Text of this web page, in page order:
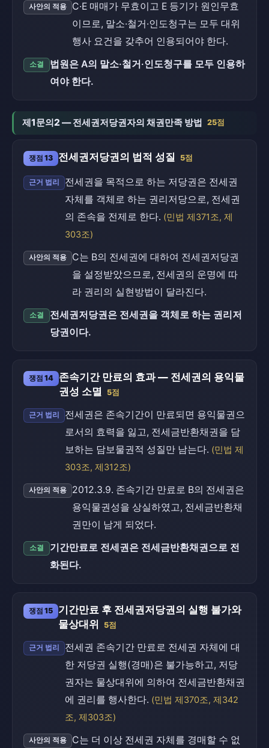
사안의 적용
C·E 매매가 무효이고 E 등기가 원인무효
이므로, 말소·철거·인도청구는 모두 대위
행사 요건을 갖추어 인용되어야 한다.
소결
법원은 A의 말소·철거·인도청구를 모두 인용하
여야 한다.
제1문의2 — 전세권저당권자의 채권만족 방법 25점
쟁점 13 전세권저당권의 법적 성질 5점
근거 법리
전세권을 목적으로 하는 저당권은 전세권
자체를 객체로 하는 권리저당으로, 전세권
의 존속을 전제로 한다. (민법 제371조, 제
303조)
사안의 적용
C는 B의 전세권에 대하여 전세권저당권
을 설정받았으므로, 전세권의 운명에 따
라 권리의 실현방법이 달라진다.
소결
전세권저당권은 전세권을 객체로 하는 권리저
당권이다.
쟁점 14
존속기간 만료의 효과 — 전세권의 용익물
권성 소멸
5점
근거 법리
전세권은 존속기간이 만료되면 용익물권으
로서의 효력을 잃고, 전세금반환채권을 담
보하는 담보물권적 성질만 남는다. (민법 제
303조, 제312조)
사안의 적용
2012.3.9. 존속기간 만료로 B의 전세권은
용익물권성을 상실하였고, 전세금반환채
권만이 남게 되었다.
소결
기간만료로 전세권은 전세금반환채권으로 전
화된다.
쟁점 15
기간만료 후 전세권저당권의 실행 불가와
물상대위
5점
근거 법리
전세권 존속기간 만료로 전세권 자체에 대
한 저당권 실행(경매)은 불가능하고, 저당
권자는 물상대위에 의하여 전세금반환채권
에 권리를 행사한다. (민법 제370조, 제342
조, 제303조)
사안의 적용
C는 더 이상 전세권 자체를 경매할 수 없